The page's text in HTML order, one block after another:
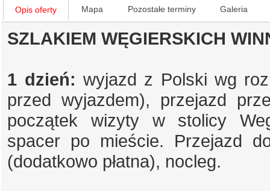
Opis oferty Mapa Pozostałe terminy Galeria
SZLAKIEM WĘGIERSKICH
1 dzień: wyjazd z Polski wg
przed wyjazdem), przejazd
początek wizyty w stolicy
spacer po mieście. Przejazd
(dodatkowo płatna), nocleg.